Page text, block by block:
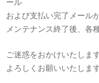
ール
および支払い完了メール
メンテナンス終了後、各
ご迷惑をおかけいたしま
よろしくお願いいたします